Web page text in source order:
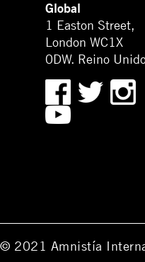
Global
1 Easton Street,
London WC1X
0DW. Reino
© 2021 Amnistía